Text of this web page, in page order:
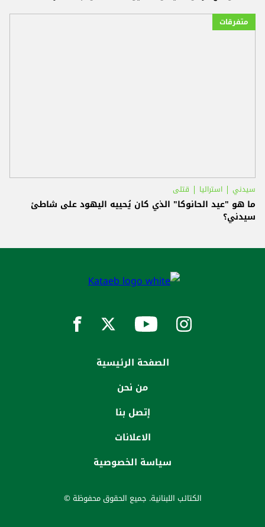
متفرقات
سيدني استراليا قتلى
ما هو "عيد الحانوكا" الذي كان يُحييه اليهود على شاطئ
سيدني؟
الصفحة الرئيسية
من نحن
إتصل بنا
الاعلانات
سياسة الخصوصية
الكتائب اللبنانية. جميع الحقوق محفوظة ©